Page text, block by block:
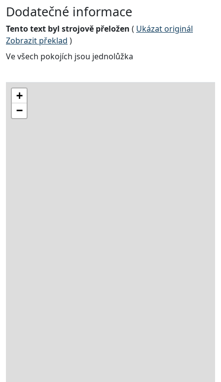
Dodatečné informace
Tento text byl strojově přeložen ( Ukázat originál
Zobrazit překlad )
Ve všech pokojích jsou jednolůžka
+
−